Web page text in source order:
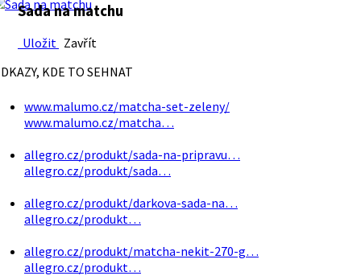
Sada na matchu
Uložit Zavřít
KDE TO SEHNAT
www.malumo.cz/matcha-set-zeleny/
www.malumo.cz/matcha…
allegro.cz/produkt/sada-na-pripravu…
allegro.cz/produkt/sada…
allegro.cz/produkt/darkova-sada-na…
allegro.cz/produkt…
allegro.cz/produkt/matcha-nekit-270-g…
allegro.cz/produkt…